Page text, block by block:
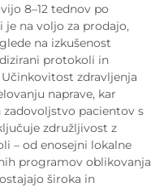
8–12 tednov po
na voljo za prodajo,
na izkušenost
protokoli in
zdravljenja
naprave, kar
pacientov s
združljivost z
– od enosejni lokalne
programov oblikovanja
široka in